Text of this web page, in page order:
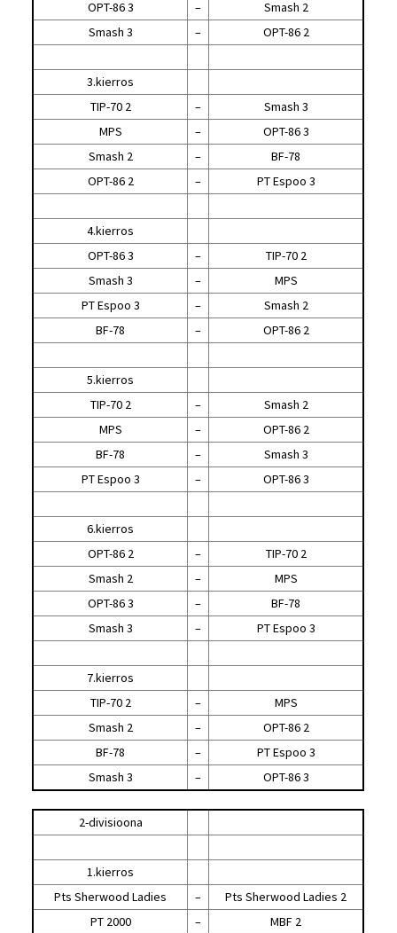
OPT-86 3 –
Smash 2
Smash 3
– OPT-86 2
3.kierros
TIP-70 2
–
Smash 3
MPS
–
OPT-86 3
Smash 2
–
BF-78
OPT-86 2
– PT Espoo 3
4.kierros
OPT-86 3
–
TIP-70 2
Smash 3
–
MPS
PT Espoo 3
–
Smash 2
BF-78
– OPT-86 2
5.kierros
TIP-70 2
–
Smash 2
MPS
–
OPT-86 2
BF-78
–
Smash 3
PT Espoo 3
– OPT-86 3
6.kierros
OPT-86 2
–
TIP-70 2
Smash 2
–
MPS
OPT-86 3
–
BF-78
Smash 3
– PT Espoo 3
7.kierros
TIP-70 2
–
MPS
Smash 2
–
OPT-86 2
BF-78
–
PT Espoo 3
Smash 3
– OPT-86 3
2-divisioona
1.kierros
Pts Sherwood Ladies
–
Pts Sherwood Ladies 2
PT 2000
–
MBF 2